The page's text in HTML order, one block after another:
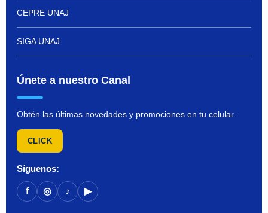
CEPRE UNAJ
SIGA UNAJ
Únete a nuestro Canal
Obtén las últimas novedades y promociones en tu celular.
CLICK
Síguenos:
f ◎ ♪ ▶